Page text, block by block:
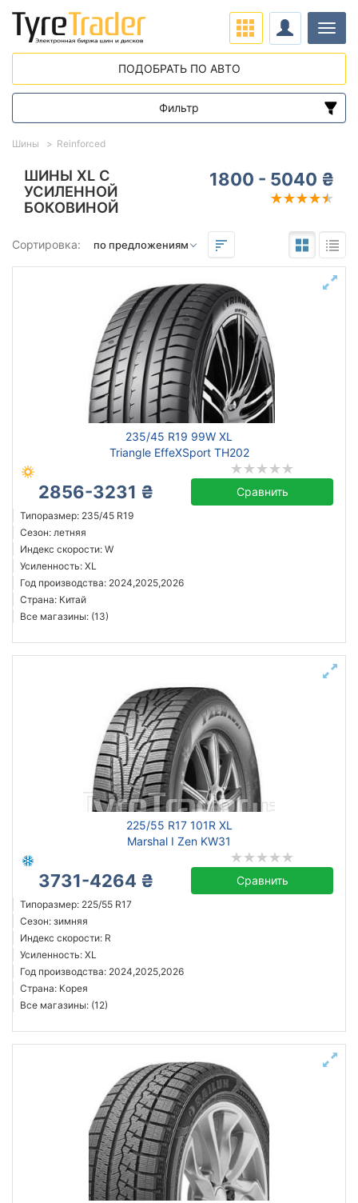
ШИНЫ XL С
УСИЛЕННОЙ
БОКОВИНОЙ
1800 - 5040 ₴
Сортировка:
235/45 R19 99W XL
Triangle EffeXSport TH202
2856-3231 ₴ Сравнить
Типоразмер: 235/45 R19
Сезон: летняя
Индекс скорости: W
Усиленность: XL
Год производства: 2024,2025,2026
Страна: Китай
Все магазины: (13)
225/55 R17 101R XL
Marshal I Zen KW31
3731-4264 ₴ Сравнить
Типоразмер: 225/55 R17
Сезон: зимняя
Индекс скорости: R
Усиленность: XL
Год производства: 2024,2025,2026
Страна: Корея
Все магазины: (12)
Шины Reinforced
ПОДОБРАТЬ ПО АВТО
Фильтр
Диапазон цен
от
Hankook
Sailun
Goodyear
Bridgestone
Pirelli
Все бренды
Тип транспортного средства
Усиленная шина
Год производства
Страна производства
Сбросить Подобрать